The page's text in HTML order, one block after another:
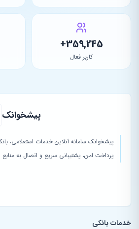
359,245+
کاربر فعال
پیشخوانک
پیشخوانک سامانه آنلاین خدمات استعلامی،
پرداخت امن، پشتیبانی سریع و اتصال به
خدمات بانکی